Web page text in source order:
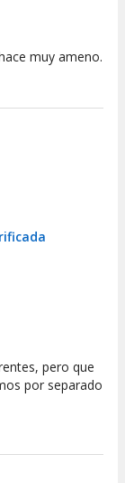
muy ameno.
pero que
por separado